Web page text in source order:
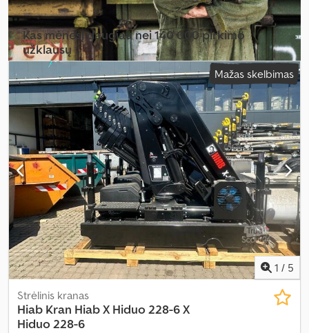
Kas mėnesį daugiau nei 140 000 pirkimo
užklausų
Pasirinkite prekybininko paketąMažas skelbimas
1 / 5
Strėlinis kranas
Hiab Kran Hiab X Hiduo 228-6 X
Hiduo 228-6